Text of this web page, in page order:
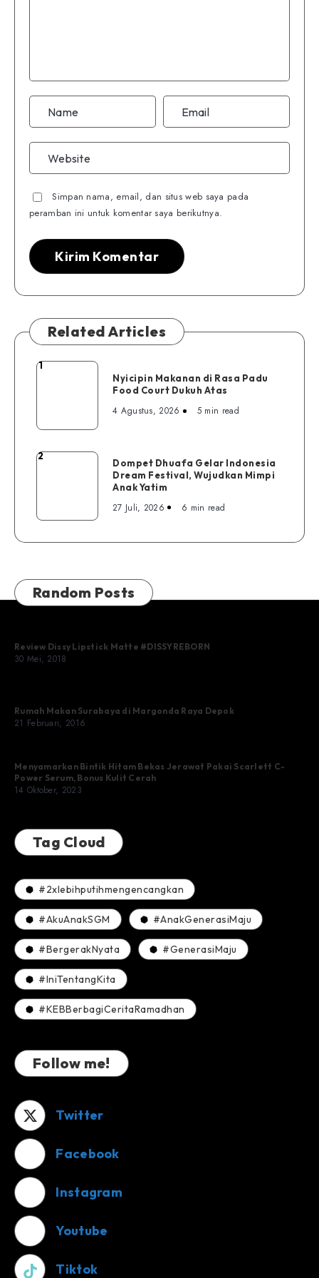
Simpan nama, email, dan situs web saya pada
peramban ini untuk komentar saya berikutnya.
Related Articles
Nyicipin
Food
1
Nyicipin Makanan di Rasa Padu
Food Court Dukuh Atas
4 Agustus, 2026 5 min read
Dompet
Festival,
Anak
Yatim
2
Dompet Dhuafa Gelar Indonesia
Dream Festival, Wujudkan Mimpi
Anak Yatim
27 Juli, 2026 6 min read
Random Posts
Review Dissy Lipstick Matte #DISSYREBORN
30 Mei, 2018
Rumah Makan Surabaya di Margonda Raya Depok
21 Februari, 2016
Menyamarkan Bintik Hitam Bekas Jerawat Pakai Scarlett C-
Power Serum, Bonus Kulit Cerah
14 Oktober, 2023
Tag Cloud
#2xlebihputihmengencangkan
#AkuAnakSGM #AnakGenerasiMaju
#BergerakNyata #GenerasiMaju
#IniTentangKita
#KEBBerbagiCeritaRamadhan
Follow me!
Twitter
Facebook
Instagram
Youtube
Tiktok